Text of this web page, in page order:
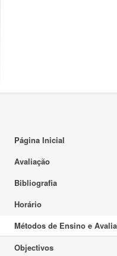
Página Inicial
Avaliação
Bibliografia
Horário
Métodos de Ensino e
Objectivos